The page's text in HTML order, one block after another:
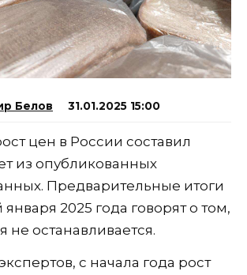
Белов 31.01.2025 15:00
цен в России составил
из опубликованных
Предварительные итоги
2025 года говорят о том,
не останавливается.
с начала года рост